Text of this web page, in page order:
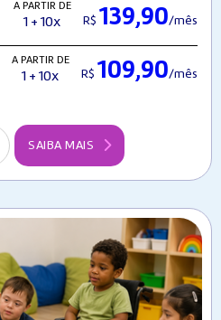
A PARTIR DE
1 + 10x R$ 139,90/mês
A PARTIR DE
1 + 10x R$ 109,90/mês
SAIBA MAIS